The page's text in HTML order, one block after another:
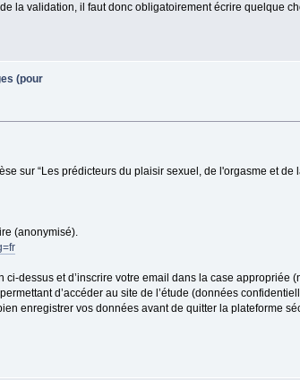
la validation, il faut donc obligatoirement écrire quelque
(pour
sur “Les prédicteurs du plaisir sexuel, de l'orgasme et de
(anonymisé).
dessus et d’inscrire votre email dans la case appropriée
d’accéder au site de l’étude (données
enregistrer vos données avant de quitter la plateforme